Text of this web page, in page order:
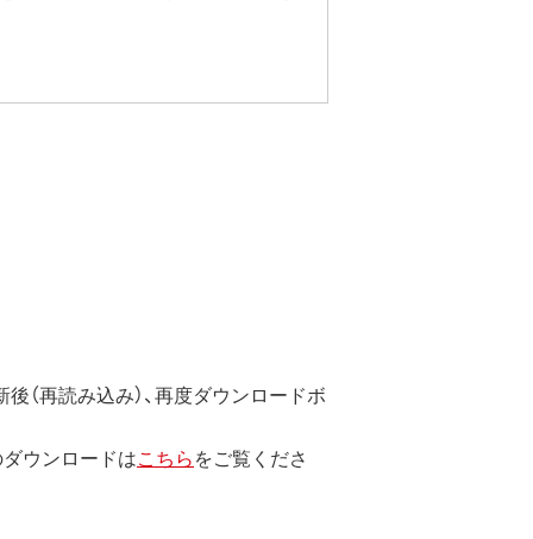
（再読み込み）、再度ダウンロードボ
ウンロードはこちらをご覧くださ